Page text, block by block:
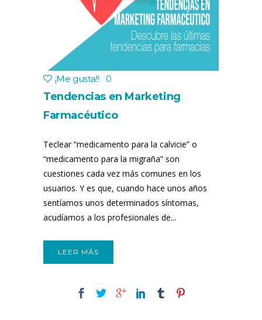
¡Me gusta!! 0
Tendencias en Marketing
Farmacéutico
Teclear “medicamento para la calvicie” o
“medicamento para la migraña” son
cuestiones cada vez más comunes en los
usuarios. Y es que, cuando hace unos años
sentíamos unos determinados síntomas,
acudíamos a los profesionales de...
LEER MÁS